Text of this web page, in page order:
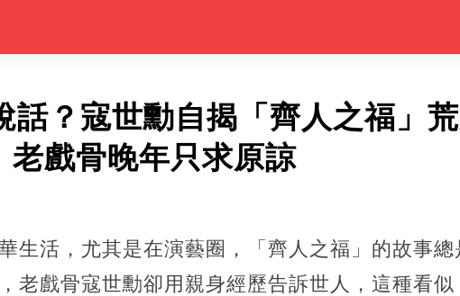
話？寇世勳自揭「齊人之福」
戲骨晚年只求原諒
生活，尤其是在演藝圈，「齊人之福」的故事總
老戲骨寇世勳卻用親身經歷告訴世人，這種看似